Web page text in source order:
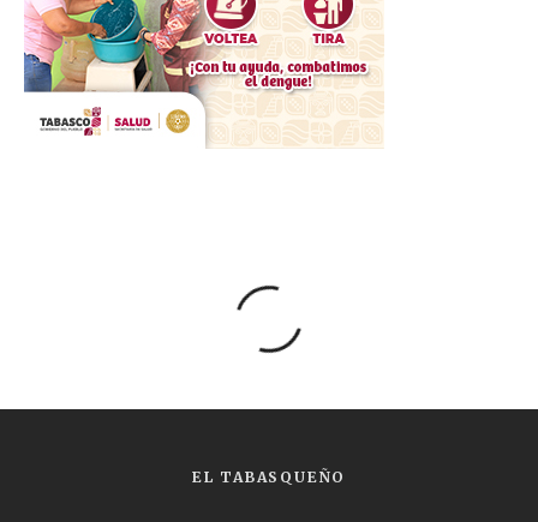
EL TABASQUEÑO